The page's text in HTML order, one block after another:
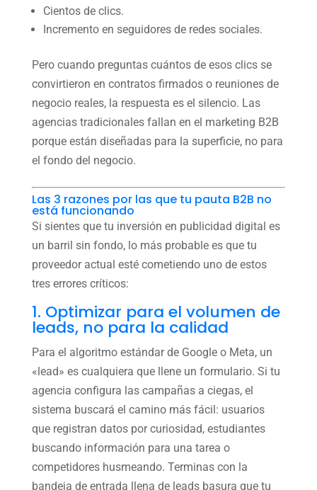
Cientos de clics.
Incremento en seguidores de redes sociales.
Pero cuando preguntas cuántos de esos clics se
convirtieron en contratos firmados o reuniones de
negocio reales, la respuesta es el silencio. Las
agencias tradicionales fallan en el marketing B2B
porque están diseñadas para la superficie, no para
el fondo del negocio.
Las 3 razones por las que tu pauta B2B no
está funcionando
Si sientes que tu inversión en publicidad digital es
un barril sin fondo, lo más probable es que tu
proveedor actual esté cometiendo uno de estos
tres errores críticos:
1. Optimizar para el volumen de
leads, no para la calidad
Para el algoritmo estándar de Google o Meta, un
«lead» es cualquiera que llene un formulario. Si tu
agencia configura las campañas a ciegas, el
sistema buscará el camino más fácil: usuarios
que registran datos por curiosidad, estudiantes
buscando información para una tarea o
competidores husmeando. Terminas con la
bandeja de entrada llena de leads basura que tu